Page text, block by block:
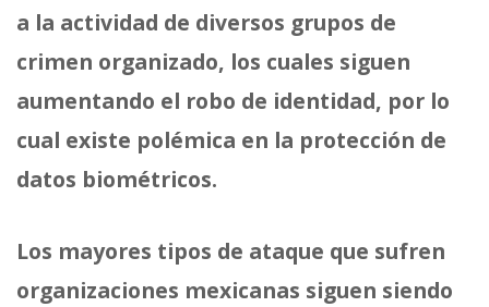
a la actividad de diversos grupos de
crimen organizado, los cuales siguen
aumentando el robo de identidad, por lo
cual existe polémica en la protección de
datos biométricos.
Los mayores tipos de ataque que sufren
organizaciones mexicanas siguen siendo